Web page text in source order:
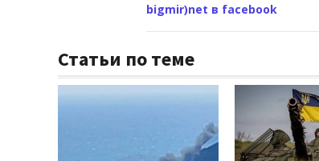
bigmir)net в facebook
Статьи по теме